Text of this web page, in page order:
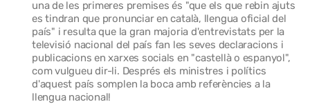
una de les primeres premises és "que els que rebin ajuts
es tindran que pronunciar en català, llengua oficial del
país" i resulta que la gran majoria d'entrevistats per la
televisió nacional del país fan les seves declaracions i
publicacions en xarxes socials en "castellà o espanyol",
com vulgueu dir-li. Després els ministres i polítics
d'aquest país somplen la boca amb referències a la
llengua nacional!